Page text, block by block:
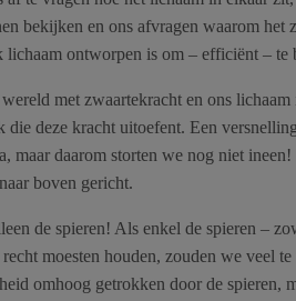
bekijken en ons afvragen waarom het
lichaam ontworpen is om – efficiënt – te
met zwaartekracht en ons lichaam
die deze kracht uitoefent. Een
maar daarom storten we nog niet
boven gericht.
de spieren! Als enkel de spieren –
moesten houden, zouden we veel
omhoog getrokken door de spieren,